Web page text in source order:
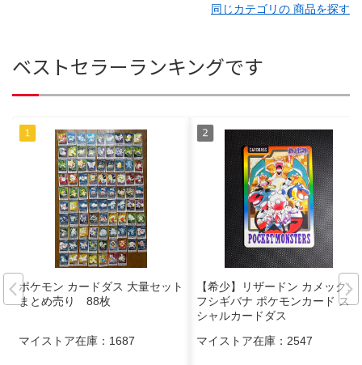
同じカテゴリの 商品を探す
ベストセラーランキングです
ポケモン カードダス 大量セット
まとめ売り 88枚
マイストア在庫： 1687
【希少】リザードン カメックス
フシギバナ ポケモンカード スペ
シャルカードダス
マイストア在庫： 2547